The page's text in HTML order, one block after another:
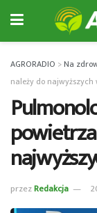
AGRORADIO >Na
należy do najwyższych
przezRedakcja